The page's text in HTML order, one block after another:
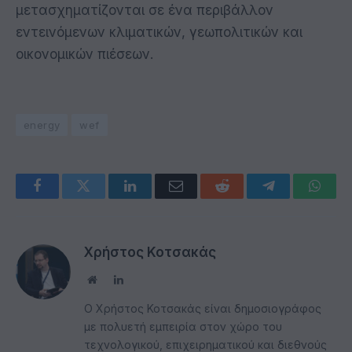
μετασχηματίζονται σε ένα περιβάλλον
εντεινόμενων κλιματικών, γεωπολιτικών και
οικονομικών πιέσεων.
energy wef
FacebookTwitter LinkedInEmail Reddit Telegram
Χρήστος Κοτσακάς
WebsiteLinkedIn
Ο Χρήστος Κοτσακάς είναι δημοσιογράφος
με πολυετή εμπειρία στον χώρο του
τεχνολογικού, επιχειρηματικού και διεθνούς